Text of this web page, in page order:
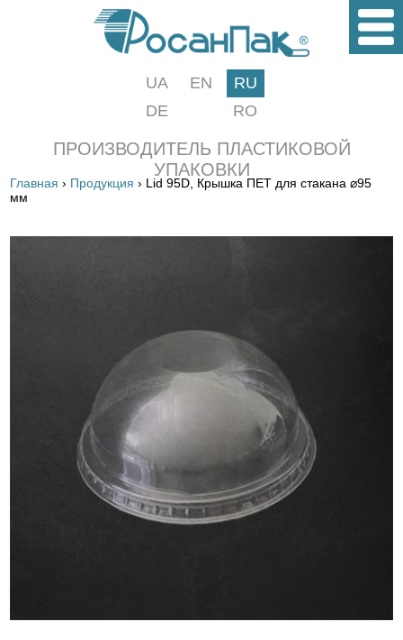
UA EN
RU
DE
RO
ПРОИЗВОДИТЕЛЬ ПЛАСТИКОВОЙ
УПАКОВКИ
Главная › Продукция › Lid 95D, Крышка ПЕТ для стакана ⌀95
мм